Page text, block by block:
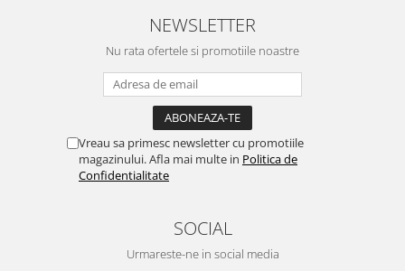
NEWSLETTER
Nu rata ofertele si promotiile noastre
Vreau sa primesc newsletter cu promotiile
magazinului. Afla mai multe in Politica de
Confidentialitate
SOCIAL
Urmareste-ne in social media